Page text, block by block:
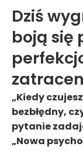
Dziś
boją się
„Kiedy
bezbłędny,
pytanie
„Nowa